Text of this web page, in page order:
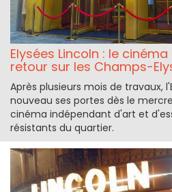
Elysées Lincoln : le
retour sur les Champs-
Après plusieurs mois de travaux,
nouveau ses portes dès le
cinéma indépendant d'art et
résistants du quartier.